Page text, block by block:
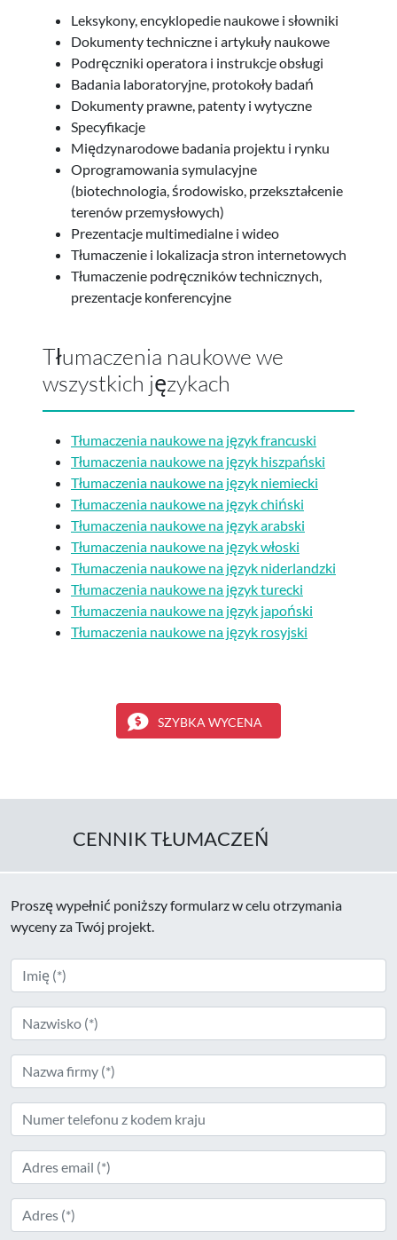
Leksykony, encyklopedie naukowe i słowniki
Dokumenty techniczne i artykuły naukowe
Podręczniki operatora i instrukcje obsługi
Badania laboratoryjne, protokoły badań
Dokumenty prawne, patenty i wytyczne
Specyfikacje
Międzynarodowe badania projektu i rynku
Oprogramowania symulacyjne
(biotechnologia, środowisko, przekształcenie
terenów przemysłowych)
Prezentacje multimedialne i wideo
Tłumaczenie i lokalizacja stron internetowych
Tłumaczenie podręczników technicznych,
prezentacje konferencyjne
Tłumaczenia naukowe we
wszystkich językach
Tłumaczenia naukowe na język francuski
Tłumaczenia naukowe na język hiszpański
Tłumaczenia naukowe na język niemiecki
Tłumaczenia naukowe na język chiński
Tłumaczenia naukowe na język arabski
Tłumaczenia naukowe na język włoski
Tłumaczenia naukowe na język niderlandzki
Tłumaczenia naukowe na język turecki
Tłumaczenia naukowe na język japoński
Tłumaczenia naukowe na język rosyjski
SZYBKA WYCENA
CENNIK TŁUMACZEŃ
Proszę wypełnić poniższy formularz w celu otrzymania
wyceny za Twój projekt.